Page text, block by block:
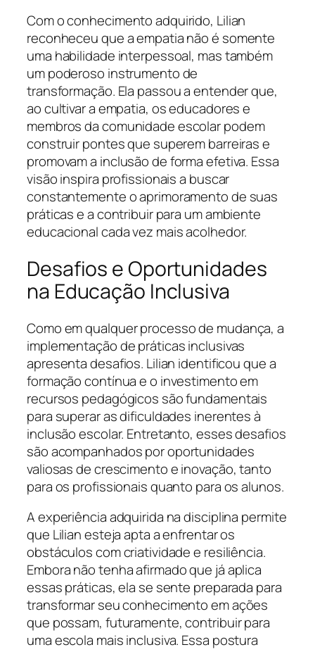
Com o conhecimento adquirido, Lilian
reconheceu que a empatia não é somente
uma habilidade interpessoal, mas também
um poderoso instrumento de
transformação. Ela passou a entender que,
ao cultivar a empatia, os educadores e
membros da comunidade escolar podem
construir pontes que superem barreiras e
promovam a inclusão de forma efetiva. Essa
visão inspira profissionais a buscar
constantemente o aprimoramento de suas
práticas e a contribuir para um ambiente
educacional cada vez mais acolhedor.
Desafios e Oportunidades
na Educação Inclusiva
Como em qualquer processo de mudança, a
implementação de práticas inclusivas
apresenta desafios. Lilian identificou que a
formação contínua e o investimento em
recursos pedagógicos são fundamentais
para superar as dificuldades inerentes à
inclusão escolar. Entretanto, esses desafios
são acompanhados por oportunidades
valiosas de crescimento e inovação, tanto
para os profissionais quanto para os alunos.
A experiência adquirida na disciplina permite
que Lilian esteja apta a enfrentar os
obstáculos com criatividade e resiliência.
Embora não tenha afirmado que já aplica
essas práticas, ela se sente preparada para
transformar seu conhecimento em ações
que possam, futuramente, contribuir para
uma escola mais inclusiva. Essa postura